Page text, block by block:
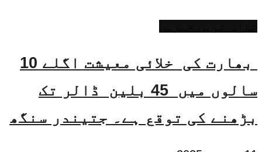
بھارت کی خلائی معیشت اگلے 10
سالوں میں 45 بلین ڈالر تک
بڑھنے کی توقع ہے۔ جتیندر سنگھ